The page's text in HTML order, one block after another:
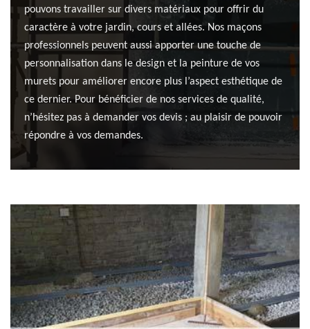
pouvons travailler sur divers matériaux pour offrir du
caractère à votre jardin, cours et allées. Nos maçons
professionnels peuvent aussi apporter une touche de
personnalisation dans le design et la peinture de vos
murets pour améliorer encore plus l’aspect esthétique de
ce dernier. Pour bénéficier de nos services de qualité,
n’hésitez pas à demander vos devis ; au plaisir de pouvoir
répondre à vos demandes.